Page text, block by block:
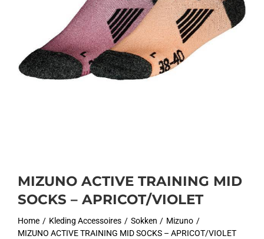
MIZUNO ACTIVE TRAINING MID
SOCKS – APRICOT/VIOLET
Home Kleding Accessoires Sokken
Mizuno
MIZUNO ACTIVE TRAINING MID SOCKS – APRICOT/VIOLET